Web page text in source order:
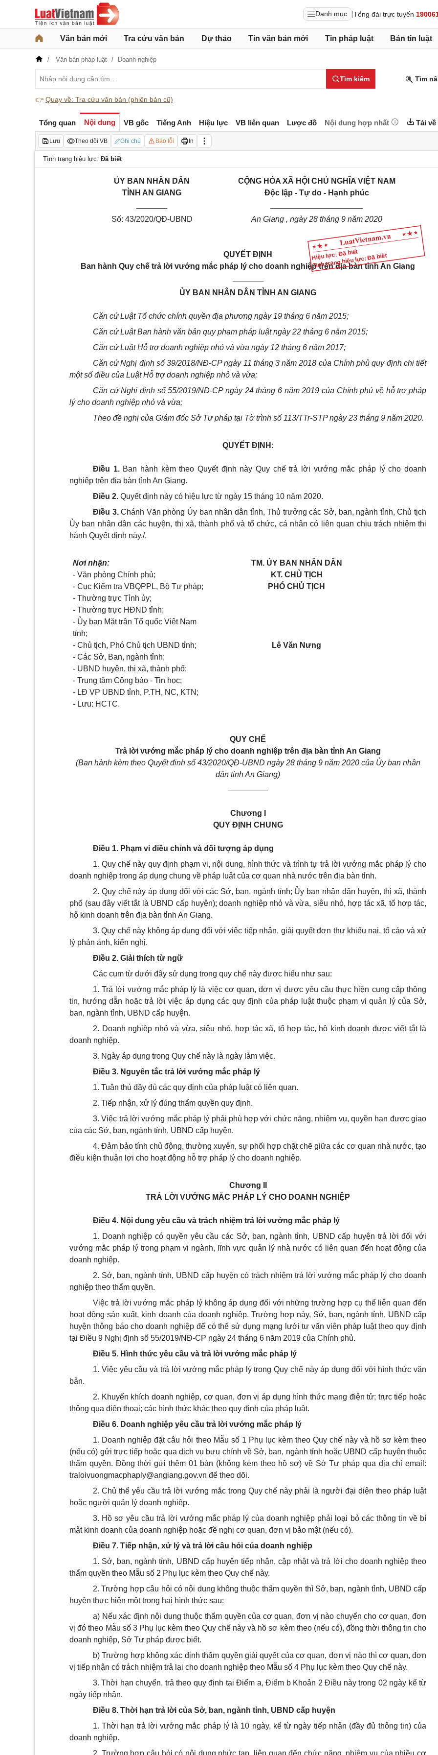
Danh mục Tổng đài trực tuyến
Văn bản mới Tra cứu văn bản Dự thảo Tin văn bản mới Tin pháp luật Bản tin luật
Văn bản pháp luật Doanh nghiệp
Tìm kiếm Tìm
👉 Quay về: Tra cứu văn bản (phiên bản cũ)
Tổng quan Nội dung VB gốc Tiếng Anh Hiệu lực VB liên quan Lược đồ Nội dung hợp nhất Tải về
Lưu Theo dõi VB Ghi chú Báo lỗi In
Tình trạng hiệu lực: Đã biết
Hiệu lực: Đã biết
Tình trạng hiệu lực: Đã biết
ỦY BAN NHÂN DÂN
TỈNH AN GIANG
CỘNG HÒA XÃ HỘI CHỦ NGHĨA VIỆT NAM
Độc lập - Tự do - Hạnh phúc
Số: 43/2020/QĐ-UBND
An Giang , ngày 28 tháng 9 năm 2020
QUYẾT ĐỊNH
Ban hành Quy chế trả lời vướng mắc pháp lý cho doanh nghiệp trên địa bàn tỉnh An Giang
ỦY BAN NHÂN DÂN TỈNH AN GIANG
Căn cứ Luật Tổ chức chính quyền địa phương ngày 19 tháng 6 năm 2015;
Căn cứ Luật Ban hành văn bản quy phạm pháp luật ngày 22 tháng 6 năm 2015;
Căn cứ Luật Hỗ trợ doanh nghiệp nhỏ và vừa ngày 12 tháng 6 năm 2017;
Căn cứ Nghị định số 39/2018/NĐ-CP ngày 11 tháng 3 năm 2018 của Chính phủ quy định chi tiết
một số điều của Luật Hỗ trợ doanh nghiệp nhỏ và vừa;
Căn cứ Nghị định số 55/2019/NĐ-CP ngày 24 tháng 6 năm 2019 của Chính phủ về hỗ trợ pháp
lý cho doanh nghiệp nhỏ và vừa;
Theo đề nghị của Giám đốc Sở Tư pháp tại Tờ trình số 113/TTr-STP ngày 23 tháng 9 năm 2020.
QUYẾT ĐỊNH:
Điều 1. Ban hành kèm theo Quyết định này Quy chế trả lời vướng mắc pháp lý cho doanh
nghiệp trên địa bàn tỉnh An Giang.
Điều 2. Quyết định này có hiệu lực từ ngày 15 tháng 10 năm 2020.
Điều 3. Chánh Văn phòng Ủy ban nhân dân tỉnh, Thủ trưởng các Sở, ban, ngành tỉnh, Chủ tịch
Ủy ban nhân dân các huyện, thị xã, thành phố và tổ chức, cá nhân có liên quan chịu trách nhiệm thi
hành Quyết định này./.
Nơi nhận:
- Văn phòng Chính phủ;
- Cục Kiểm tra VBQPPL, Bộ Tư pháp;
- Thường trực Tỉnh ủy;
- Thường trực HĐND tỉnh;
- Ủy ban Mặt trận Tổ quốc Việt Nam
tỉnh;
- Chủ tịch, Phó Chủ tịch UBND tỉnh;
- Các Sở, Ban, ngành tỉnh;
- UBND huyện, thị xã, thành phố;
- Trung tâm Công báo - Tin học;
- LĐ VP UBND tỉnh, P.TH, NC, KTN;
- Lưu: HCTC.
TM. ỦY BAN NHÂN DÂN
KT. CHỦ TỊCH
PHÓ CHỦ TỊCH
Lê Văn Nưng
QUY CHẾ
Trả lời vướng mắc pháp lý cho doanh nghiệp trên địa bàn tỉnh An Giang
(Ban hành kèm theo Quyết định số 43/2020/QĐ-UBND ngày 28 tháng 9 năm 2020 của Ủy ban nhân
dân tỉnh An Giang)
Chương I
QUY ĐỊNH CHUNG
Điều 1. Phạm vi điều chỉnh và đối tượng áp dụng
1. Quy chế này quy định phạm vi, nội dung, hình thức và trình tự trả lời vướng mắc pháp lý cho
doanh nghiệp trong áp dụng chung về pháp luật của cơ quan nhà nước trên địa bàn tỉnh.
2. Quy chế này áp dụng đối với các Sở, ban, ngành tỉnh; Ủy ban nhân dân huyện, thị xã, thành
phố (sau đây viết tắt là UBND cấp huyện); doanh nghiệp nhỏ và vừa, siêu nhỏ, hợp tác xã, tổ hợp tác,
hộ kinh doanh trên địa bàn tỉnh An Giang.
3. Quy chế này không áp dụng đối với việc tiếp nhận, giải quyết đơn thư khiếu nại, tố cáo và xử
lý phản ánh, kiến nghị.
Điều 2. Giải thích từ ngữ
Các cụm từ dưới đây sử dụng trong quy chế này được hiểu như sau:
1. Trả lời vướng mắc pháp lý là việc cơ quan, đơn vị được yêu cầu thực hiện cung cấp thông
tin, hướng dẫn hoặc trả lời việc áp dụngcác quy định của pháp luật thuộc phạm vi quản lý của Sở,
ban, ngành tỉnh, UBND cấp huyện.
2. Doanh nghiệp nhỏ và vừa, siêu nhỏ, hợp tác xã, tổ hợp tác, hộ kinh doanh được viết tắt là
doanh nghiệp.
3. Ngày áp dụng trong Quy chế này là ngày làm việc.
Điều 3. Nguyên tắc trả lời vướng mắc pháp lý
1. Tuân thủ đầy đủ các quy định của pháp luật có liên quan.
2. Tiếp nhận, xử lý đúng thẩm quyền quy định.
3. Việc trả lời vướng mắc pháp lý phải phù hợp với chức năng, nhiệm vụ, quyền hạn được giao
của các Sở, ban, ngành tỉnh, UBND cấp huyện.
4. Đảm bảo tính chủ động, thường xuyên, sự phối hợp chặt chẽ giữa các cơ quan nhà nước, tạo
điều kiện thuận lợi cho hoạt động hỗ trợ pháp lý cho doanh nghiệp.
Chương II
TRẢ LỜI VƯỚNG MẮC PHÁP LÝ CHO DOANH NGHIỆP
Điều 4. Nội dung yêu cầu và trách nhiệm trả lời vướng mắc pháp lý
1. Doanh nghiệp có quyền yêu cầu các Sở, ban, ngành tỉnh, UBND cấp huyện trả lời đối với
vướng mắc pháp lýtrong phạm vi ngành, lĩnh vực quản lý nhà nước có liên quan đến hoạt động của
doanh nghiệp.
2. Sở, ban, ngành tỉnh, UBND cấp huyện có trách nhiệm trả lời vướng mắc pháp lý cho doanh
nghiệp theo thẩm quyền.
Việc trả lời vướng mắc pháp lý không áp dụng đối với những trường hợp cụ thể liên quan đến
hoạt động sản xuất, kinh doanh của doanh nghiệp. Trường hợp này, Sở, ban, ngành tỉnh, UBND cấp
huyện thông báo cho doanh nghiệp để có thể sử dụng mạng lưới tư vấn viên pháp luật theo quy định
tại Điều 9 Nghị định số 55/2019/NĐ-CP ngày 24 tháng 6 năm 2019 của Chính phủ.
Điều 5. Hình thức yêu cầu và trả lời vướng mắc pháp lý
1. Việc yêu cầu và trả lời vướng mắc pháp lý trong Quy chế này áp dụng đối với hình thức văn
bản.
2. Khuyến khích doanh nghiệp, cơ quan, đơn vị áp dụng hình thức mạng điện tử; trực tiếp hoặc
thông qua điện thoại; các hình thức khác theo quy định của pháp luật.
Điều 6. Doanh nghiệp yêu cầu trả lời vướng mắc pháp lý
1. Doanh nghiệp đặt câu hỏi theo Mẫu số 1 Phụ lục kèm theo Quy chế này và hồ sơ kèm theo
(nếu có) gửi trực tiếp hoặc qua dịch vụ bưu chính về Sở, ban, ngành tỉnh hoặc UBND cấp huyện thuộc
thẩm quyền. Đồng thời gửi thêm 01 bản (không kèm theo hồ sơ) về Sở Tư pháp qua địa chỉ email:
traloivuongmacphaply@angiang.gov.vn để theo dõi.
2. Chủ thể yêu cầu trả lời vướng mắc trong Quy chế này phải là người đại diện theo pháp luật
hoặc người quản lý doanh nghiệp.
3. Hồ sơ yêu cầutrả lời vướng mắc pháp lý của doanh nghiệp phải loại bỏ các thông tin về bí
mật kinh doanh của doanh nghiệp hoặc đề nghị cơ quan, đơn vị bảo mật (nếu có).
Điều 7. Tiếp nhận, xử lý và trả lời câu hỏi của doanh nghiệp
1. Sở, ban, ngành tỉnh, UBND cấp huyện tiếp nhận, cập nhật và trả lời cho doanh nghiệp theo
thẩm quyền theo Mẫu số 2 Phụ lục kèm theo Quy chế này.
2. Trường hợp câu hỏi có nội dung không thuộc thẩm quyền thì Sở, ban, ngành tỉnh, UBND cấp
huyện thực hiện một trong hai hình thức sau:
a) Nếu xác định nội dung thuộc thẩm quyền của cơ quan, đơn vị nào chuyển cho cơ quan, đơn
vị đó theo Mẫu số 3 Phụ lục kèm theo Quy chế này và hồ sơ kèm theo (nếu có), đồng thời thông tin cho
doanh nghiệp, Sở Tư pháp được biết.
b) Trường hợp không xác định thẩm quyền giải quyết của cơ quan, đơn vị nào thì cơ quan, đơn
vị tiếp nhận có trách nhiệm trả lại cho doanh nghiệp theo Mẫu số 4 Phụ lục kèm theo Quy chế này.
3. Thời hạn chuyển, trả theo quy định tại Điểm a, Điểm b Khoản 2 Điều này trong 02 ngày kể từ
ngày tiếp nhận.
Điều 8. Thời hạn trả lời của Sở, ban, ngành tỉnh, UBND cấp huyện
1. Thời hạn trả lời vướng mắc pháp lý là 10 ngày, kể từ ngày tiếp nhận (đầy đủ thông tin) của
doanh nghiệp.
2. Trường hợp câu hỏi có nội dung phức tạp, liên quan đến chức năng, nhiệm vụ của nhiều cơ